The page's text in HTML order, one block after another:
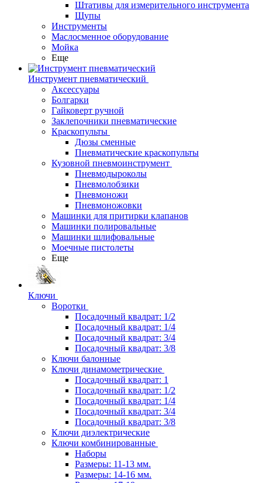
Штативы для измерительного инструмента
Щупы
Инструменты
Маслосменное оборудование
Мойка
Еще
Инструмент пневматический
Аксессуары
Болгарки
Гайковерт ручной
Заклепочники пневматические
Краскопульты
Дюзы сменные
Пневматические краскопульты
Кузовной пневмоинструмент
Пневмодыроколы
Пневмолобзики
Пневмоножи
Пневмоножовки
Машинки для притирки клапанов
Машинки полировальные
Машинки шлифовальные
Моечные пистолеты
Еще
Ключи
Воротки
Посадочный квадрат: 1/2
Посадочный квадрат: 1/4
Посадочный квадрат: 3/4
Посадочный квадрат: 3/8
Ключи балонные
Ключи динамометрические
Посадочный квадрат: 1
Посадочный квадрат: 1/2
Посадочный квадрат: 1/4
Посадочный квадрат: 3/4
Посадочный квадрат: 3/8
Ключи диэлектрические
Ключи комбинированные
Наборы
Размеры: 11-13 мм.
Размеры: 14-16 мм.